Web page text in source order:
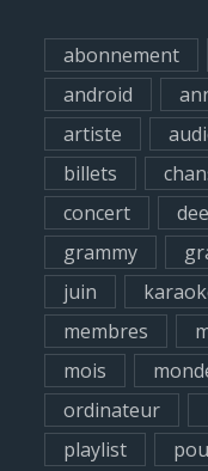
h
f
o
abonnement
android
artiste
billets
concert
grammy
juin
membres
mois
ordinateur
playlist